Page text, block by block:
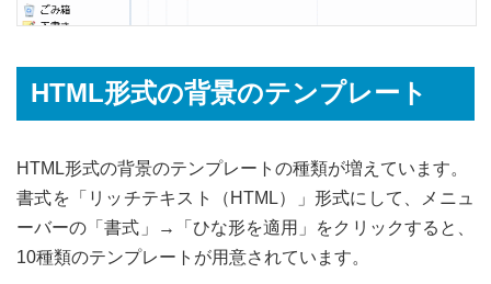
HTML形式の背景のテンプレート
HTML形式の背景のテンプレートの種類が増えています。
書式を「リッチテキスト（HTML）」形式にして、メニュ
ーバーの「書式」→「ひな形を適用」をクリックすると、
10種類のテンプレートが用意されています。